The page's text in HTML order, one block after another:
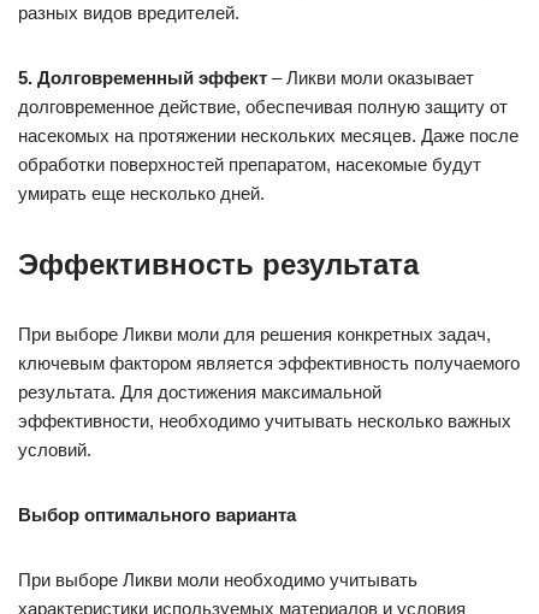
разных видов вредителей.
5. Долговременный эффект – Ликви моли оказывает
долговременное действие, обеспечивая полную защиту от
насекомых на протяжении нескольких месяцев. Даже после
обработки поверхностей препаратом, насекомые будут
умирать еще несколько дней.
Эффективность результата
При выборе Ликви моли для решения конкретных задач,
ключевым фактором является эффективность получаемого
результата. Для достижения максимальной
эффективности, необходимо учитывать несколько важных
условий.
Выбор оптимального варианта
При выборе Ликви моли необходимо учитывать
характеристики используемых материалов и условия